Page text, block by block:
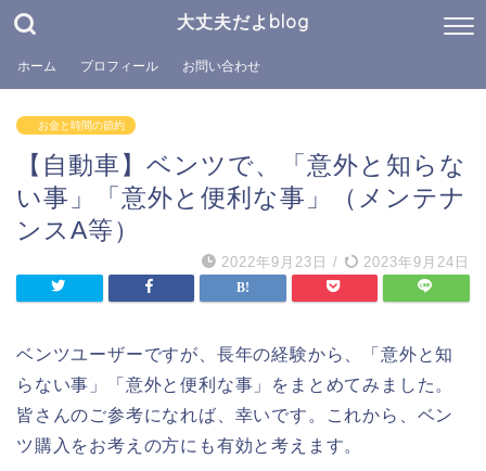
大丈夫だよblog
ホーム プロフィール お問い合わせ
お金と時間の節約
【自動車】ベンツで、「意外と知らな
い事」「意外と便利な事」（メンテナ
ンスA等）
2022年9月23日 / 2023年9月24日
ベンツユーザーですが、長年の経験から、「意外と知
らない事」「意外と便利な事」をまとめてみました。
皆さんのご参考になれば、幸いです。これから、ベン
ツ購入をお考えの方にも有効と考えます。